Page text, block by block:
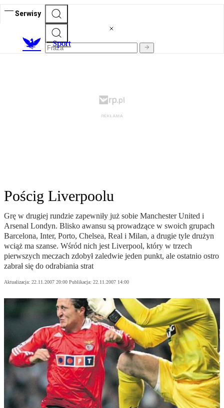
Serwisy
Sport
Pościg Liverpoolu
Grę w drugiej rundzie zapewniły już sobie Manchester United i
Arsenal Londyn. Blisko awansu są prowadzące w swoich grupach
Barcelona, Inter, Porto, Chelsea, Real i Milan, a drugie tyle drużyn
wciąż ma szanse. Wśród nich jest Liverpool, który w trzech
pierwszych meczach zdobył zaledwie jeden punkt, ale ostatnio ostro
zabrał się do odrabiania strat
Aktualizacja: 22.11.2007 20:00 Publikacja: 22.11.2007 14:00